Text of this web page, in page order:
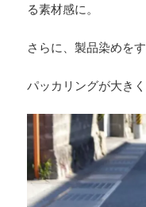
る素材感に。
さらに、製品染めをす
パッカリングが大き